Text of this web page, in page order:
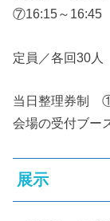
⑦16:15～16:45
定員／各回30人
当日整理券制
会場の受付ブー
展示